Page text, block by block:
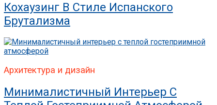
Кохаузинг В Стиле Испанского
Брутализма
Архитектура и дизайн
Минималистичный Интерьер С